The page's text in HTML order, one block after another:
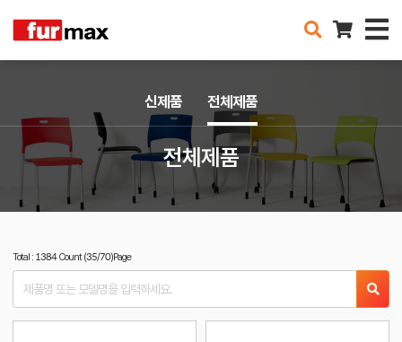
전체제품
신제품 전체제품
Total : 1384 Count (35/70)Page